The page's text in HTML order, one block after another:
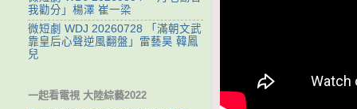
我勸分」楊澤 崔一梁
微短劇 WDJ 20260728 「滿朝文武
靠皇后心聲逆風翻盤」雷藝昊 韓鳳
兒
一起看電視 大陸綜藝2022